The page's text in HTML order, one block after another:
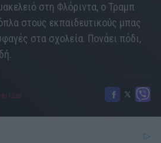
στη Φλόριντα, ο Τραμπ
στους εκπαιδευτικούς μπας
στα σχολεία. Πονάει πόδι,
12:28